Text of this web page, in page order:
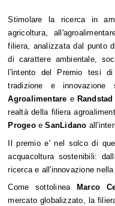
Stimolare la ricerca in
agricoltura,
filiera, analizzata dal punto
di carattere ambientale,
l'intento del Premio tesi
tradizione e innovazione
Agroalimentare e
realtà della filiera
ProgeoeSanLidano
Il premio e' nel solco di
acquacoltura sostenibili:
ricerca e all'innovazione
Come sottolinea
Marco
mercato globalizzato, la